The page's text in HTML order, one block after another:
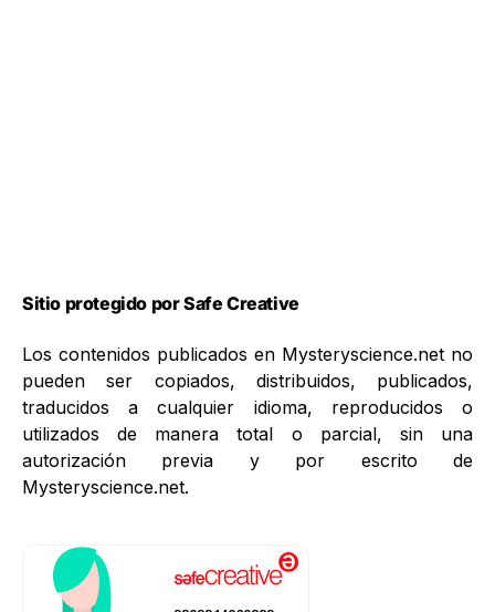
Sitio protegido por Safe Creative
Los contenidos publicados en Mysteryscience.net no
pueden ser copiados, distribuidos, publicados,
traducidos a cualquier idioma, reproducidos o
utilizados de manera total o parcial, sin una
autorización previa y por escrito de
Mysteryscience.net.